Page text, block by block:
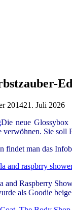
201421. Juli 2026
Die neue Glossybox
verwöhnen. Sie
findet man das
and Raspberry
als Goodie